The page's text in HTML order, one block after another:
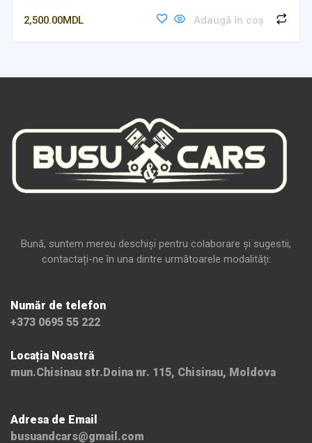
2,500.00MDL Adaugă în coș
Bună, suntem mereu deschiși pentru colaborare și sugestii,
contactați-ne în una dintre următoarele modalități:
Număr de telefon
+373 0695 55 222
Locația Noastră
mun.Chisinau str.Doina nr. 115, Chisinau, Moldova
Adresa de Email
busuandcars@gmail.com